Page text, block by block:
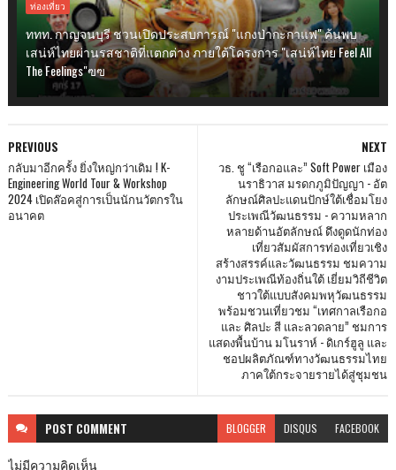
ท่องเที่ยว
ททท. กาญจนบุรี ชวนเปิดประสบการณ์ "แกงป่ากะกาแฟ" ค้นพบ
เสน่ห์ไทยผ่านรสชาติที่แตกต่าง ภายใต้โครงการ "เสน่ห์ไทย Feel All
The Feelings"ฃฃ
NEXT
วธ. ชู “เรือกอและ” Soft Power เมือง
นราธิวาส มรดกภูมิปัญญา - อัต
ลักษณ์ศิลปะแดนปักษ์ใต้เชื่อมโยง
ประเพณีวัฒนธรรม - ความหลาก
หลายด้านอัตลักษณ์ ดึงดูดนักท่อง
เที่ยวสัมผัสการท่องเที่ยวเชิง
สร้างสรรค์และวัฒนธรรม ชมความ
งามประเพณีท้องถิ่นใต้ เยี่ยมวิถีชีวิต
ชาวใต้แบบสังคมพหุวัฒนธรรม
พร้อมชวนเที่ยวชม “เทศกาลเรือกอ
และ ศิลปะ สี และลวดลาย” ชมการ
แสดงพื้นบ้าน มโนราห์ - ดิเกร์ฮูลู และ
ชอปผลิตภัณฑ์ทางวัฒนธรรมไทย
ภาคใต้กระจายรายได้สู่ชุมชน
PREVIOUS
กลับมาอีกครั้ง ยิ่งใหญ่กว่าเดิม ! K-
Engineering World Tour & Workshop
2024 เปิดล๊อคสู่การเป็นนักนวัตกรใน
อนาคต
POST COMMENT BLOGGER DISQUS FACEBOOK
ไม่มีความคิดเห็น